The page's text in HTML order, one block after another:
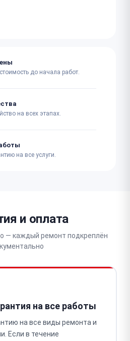
до начала работ.
на всех этапах.
на все услуги.
и оплата
— каждый ремонт подкреплён
на все работы
на все виды ремонта и
Если в течение